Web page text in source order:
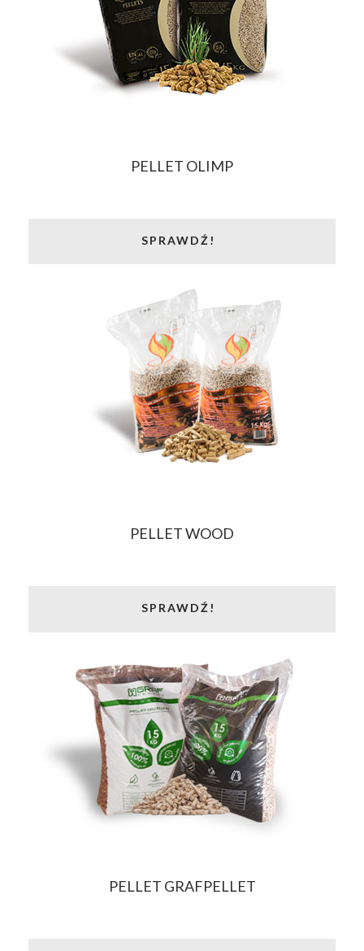
PELLET OLIMP
SPRAWDŹ!
PELLET WOOD
SPRAWDŹ!
PELLET GRAFPELLET